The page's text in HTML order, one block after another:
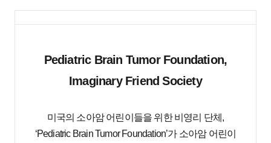
Pediatric Brain Tumor Foundation,
Imaginary Friend Society
미국의 소아암 어린이들을 위한 비영리 단체,
‘Pediatric Brain Tumor Foundation’가 소아암 어린이